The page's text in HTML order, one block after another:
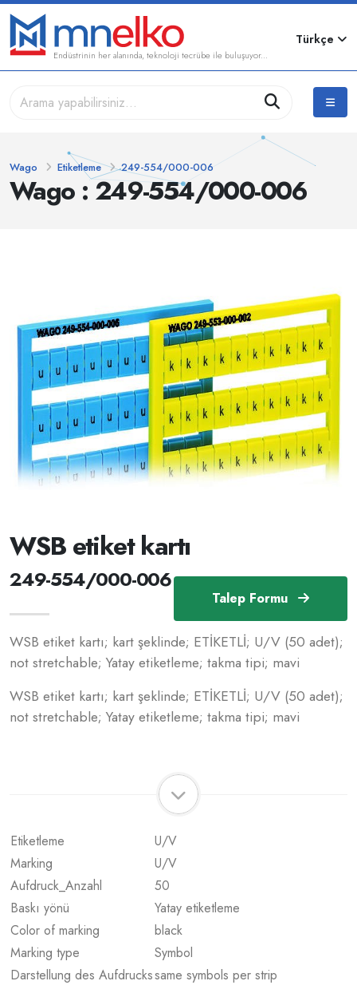
Endüstrinin her alanında, teknoloji tecrübe ile buluşuyor...
Türkçe
Wago : 249-554/000-006
Wago Etiketleme 249-554/000-006
Talep Formu
WSB etiket kartı
249-554/000-006
WSB etiket kartı; kart şeklinde; ETİKETLİ; U/V (50 adet);
not stretchable; Yatay etiketleme; takma tipi; mavi
WSB etiket kartı; kart şeklinde; ETİKETLİ; U/V (50 adet);
not stretchable; Yatay etiketleme; takma tipi; mavi
Etiketleme
U/V
Marking
U/V
Aufdruck_Anzahl
50
Baskı yönü
Yatay etiketleme
Color of marking
black
Marking type
Symbol
Darstellung des Aufdruckssame symbols per strip